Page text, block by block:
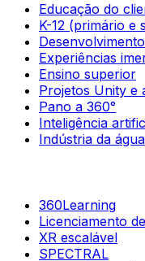
Educação do
K-12 (primário e
Experiências
Ensino superior
Projetos Unity e
Pano a 360°
Inteligência
Indústria da água
360Learning
Licenciamento
XR escalável
SPECTRAL